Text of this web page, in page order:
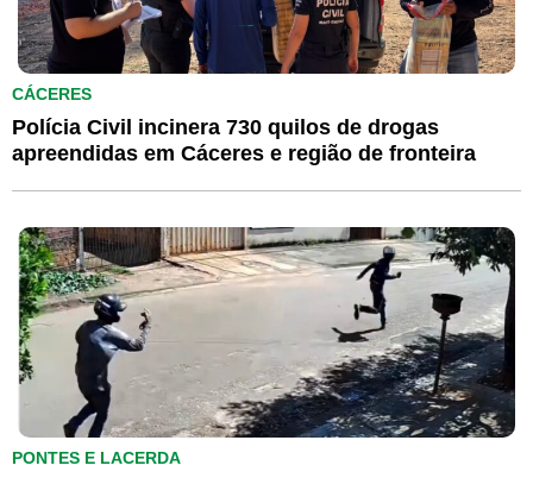
CÁCERES
Polícia Civil incinera 730 quilos de drogas
apreendidas em Cáceres e região de fronteira
PONTES E LACERDA